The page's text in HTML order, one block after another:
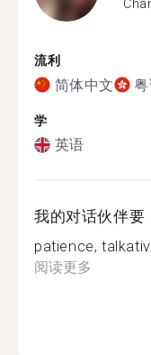
流利
简体中文
学
英语
我的对话伙伴要
patience,
阅读更多